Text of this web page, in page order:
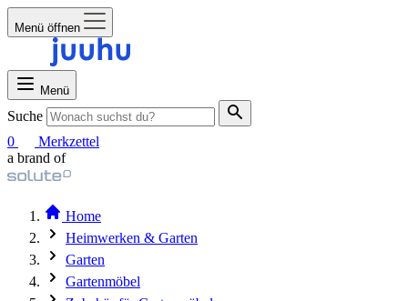
Menü öffnen
Menü
Suche
0
Merkzettel
a brand of
Home
Heimwerken & Garten
Garten
Gartenmöbel